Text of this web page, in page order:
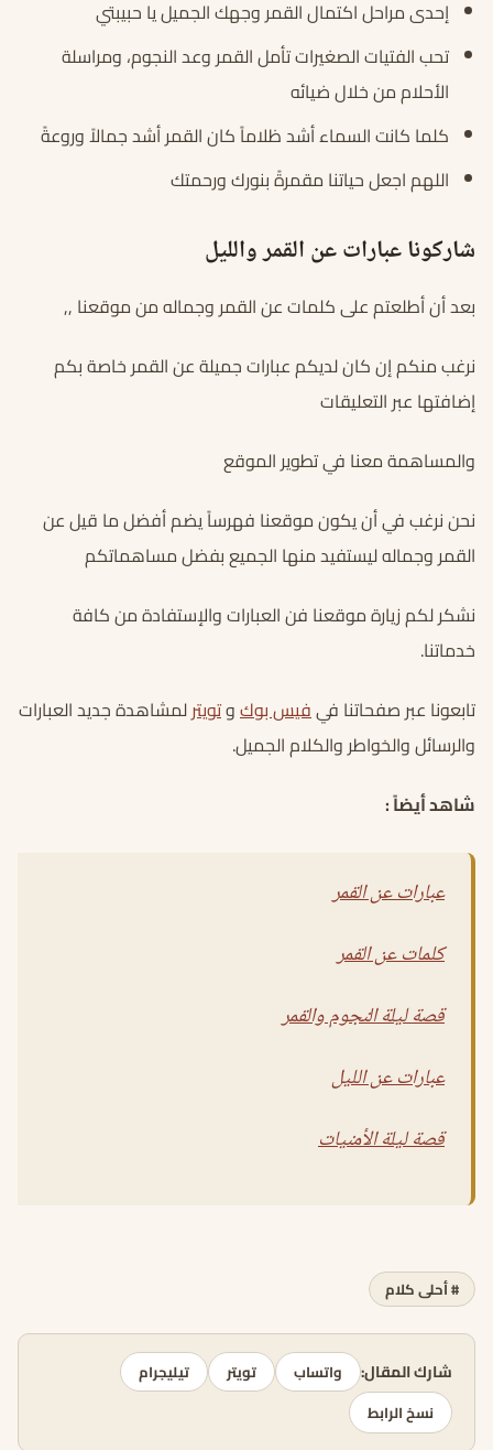
إحدى مراحل اكتمال القمر وجهك الجميل يا حبيبتي
تحب الفتيات الصغيرات تأمل القمر وعد النجوم، ومراسلة
الأحلام من خلال ضيائه
كلما كانت السماء أشد ظلاماً كان القمر أشد جمالاً وروعةً
اللهم اجعل حياتنا مقمرةً بنورك ورحمتك
شاركونا عبارات عن القمر والليل
بعد أن أطلعتم على كلمات عن القمر وجماله من موقعنا ,,
نرغب منكم إن كان لديكم عبارات جميلة عن القمر خاصة بكم
إضافتها عبر التعليقات
والمساهمة معنا في تطوير الموقع
نحن نرغب في أن يكون موقعنا فهرساً يضم أفضل ما قيل عن
القمر وجماله ليستفيد منها الجميع بفضل مساهماتكم
نشكر لكم زيارة موقعنا فن العبارات والإستفادة من كافة
خدماتنا.
تابعونا عبر صفحاتنا فيفيس بوكوتويترلمشاهدة جديد العبارات
والرسائل والخواطر والكلام الجميل.
شاهد أيضاً :
عبارات عن القمر
كلمات عن القمر
قصة ليلة النجوم والقمر
عبارات عن الليل
قصة ليلة الأمنيات
# أحلى كلام
شارك المقال: واتساب تويتر
تيليجرام
نسخ الرابط